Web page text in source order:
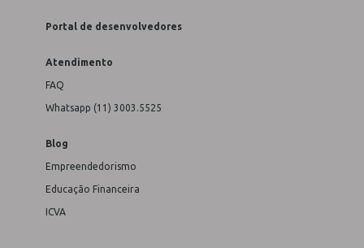
Portal de desenvolvedores
Atendimento
FAQ
Whatsapp (11) 3003.5525
Blog
Empreendedorismo
Educação Financeira
ICVA